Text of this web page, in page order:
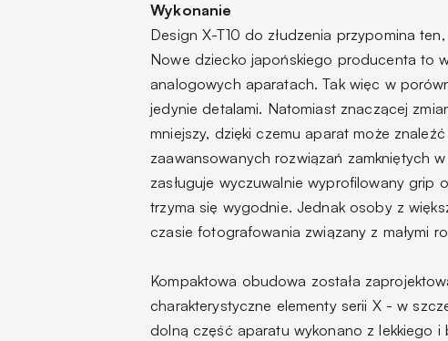
Wykonanie
Design X-T10 do złudzenia przypomina
Nowe dziecko japońskiego producenta to
analogowych aparatach. Tak więc w
jedynie detalami. Natomiast znaczącej
mniejszy, dzięki czemu aparat może
zaawansowanych rozwiązań zamkniętych
zasługuje wyczuwalnie wyprofilowany grip
trzyma się wygodnie. Jednak osoby z
czasie fotografowania związany z małymi
Kompaktowa obudowa została
charakterystyczne elementy serii X - w
dolną część aparatu wykonano z lekkiego